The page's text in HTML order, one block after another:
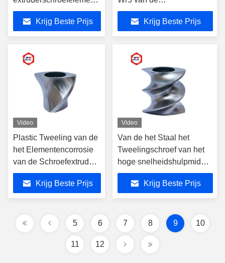
voor continu gebruik
Krijg Beste Prijs
Schroefextruder
Krijg Beste Prijs
Video
Plastic Tweeling van de
het Elementencorrosie
van de Schroefextruder
van de de
Weerstandsextruder de
Schroefvat
Krijg Beste Prijs
Video
Van de het Staal het
Tweelingschroef van het
hoge snelheidshulpmiddel
Slijtvaste Element van de
de Extruderschroef
Krijg Beste Prijs
5 6 7 8 9 10
11 12